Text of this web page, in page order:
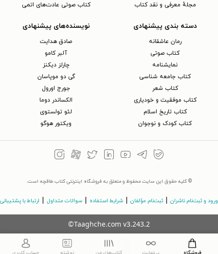
مجلهٔ معرفی و نقد کتاب
کتاب صوتی عادت‌های اتمی
دسته بندی پیشنهادی
رمان عاشقانه
کتاب‌ صوتی
نمایشنامه
کتاب جامعه شناسی
کتاب شعر
کتاب موفقیت و خودیاری
کتاب تاریخ اسلام
کتاب کودک و نوجوان
نویسنده‌های پیشنهادی
صادق هدایت
آلبر کامو
چارلز دیکنز
گی دو موپاسان
جورج اورول
الکساندر دوما
لئو تولستوی
ویکتور هوگو
© کلیه حقوق این سایت محفوظ و متعلق به فروشگاه اینترنتی کتاب طاقچه است.
ورود و ثبت‌نام ناشران ثبت‌نام مؤلفان شرایط استفاده سوالات متداول ارتباط با پشتیبانی
©Taaghche.com v3.243.2